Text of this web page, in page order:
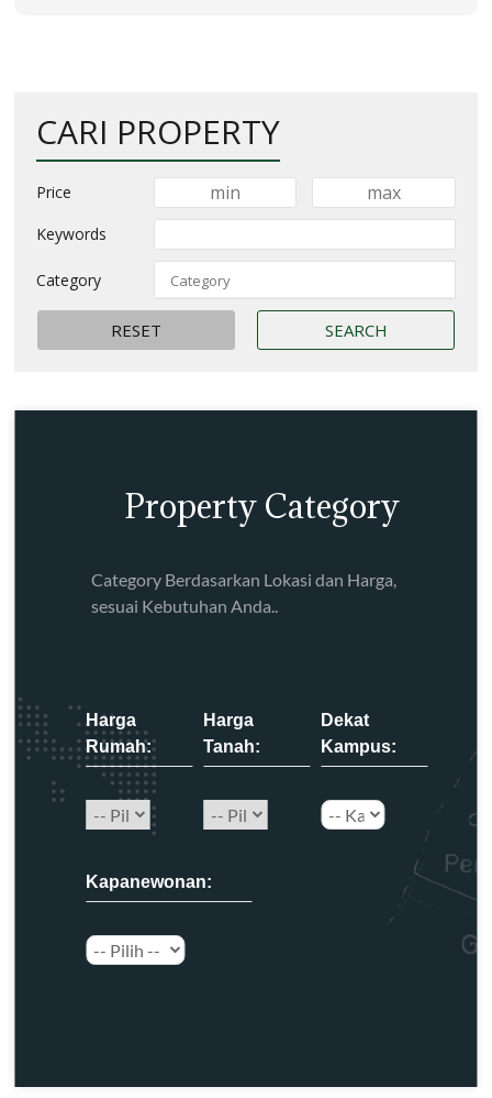
CARI PROPERTY
Price
Keywords
Category
Property Category
Category Berdasarkan Lokasi dan Harga,
sesuai Kebutuhan Anda..
Harga
Rumah:
Harga
Tanah:
Dekat
Kampus:
Kapanewonan: